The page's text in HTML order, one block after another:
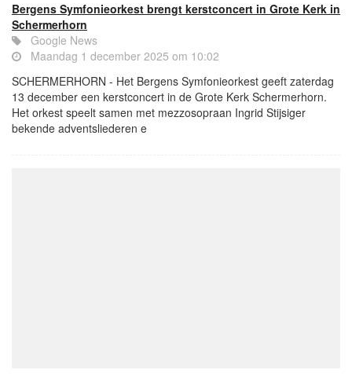
Bergens Symfonieorkest brengt kerstconcert in Grote Kerk in
Schermerhorn
Google News
Maandag 1 december 2025 om 10:02
SCHERMERHORN - Het Bergens Symfonieorkest geeft zaterdag
13 december een kerstconcert in de Grote Kerk Schermerhorn.
Het orkest speelt samen met mezzosopraan Ingrid Stijsiger
bekende adventsliederen e